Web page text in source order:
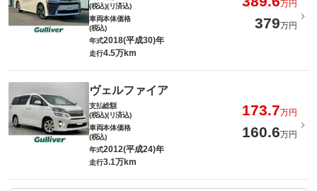
(税込)(リ済込)
万円
車両本体価格
(税込)
379万円
年式2018(平成30)年
走行4.5万km
ヴェルファイア
支払総額
(税込)(リ済込)
173.7万円
車両本体価格
(税込)
160.6万円
年式2012(平成24)年
走行3.1万km